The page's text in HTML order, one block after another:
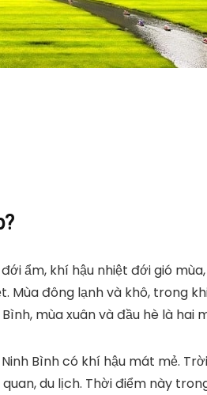
ẩm, khí hậu nhiệt đới gió
Mùa đông lạnh và khô, trong
mùa xuân và đầu hè là hai
Bình có khí hậu mát mẻ.
du lịch. Thời điểm này